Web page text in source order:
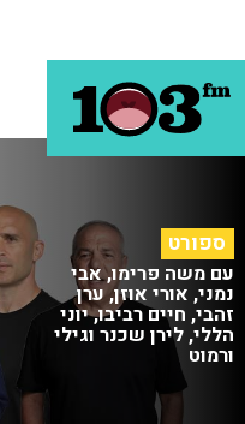
ספורט
עם משה פרימו, אבי
נמני, אורי אוזן, ערן
זהבי, חיים רביבו, יוני
הללי, לירן שכנר וגילי
ורמוט